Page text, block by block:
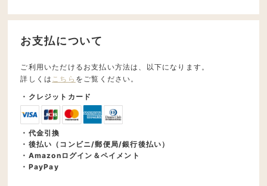
お支払について
ご利用いただけるお支払い方法は、以下になります。
詳しくは こちら をご覧ください。
・クレジットカード
・代金引換
・後払い（コンビニ/郵便局/銀行後払い）
・Amazonログイン＆ペイメント
・PayPay